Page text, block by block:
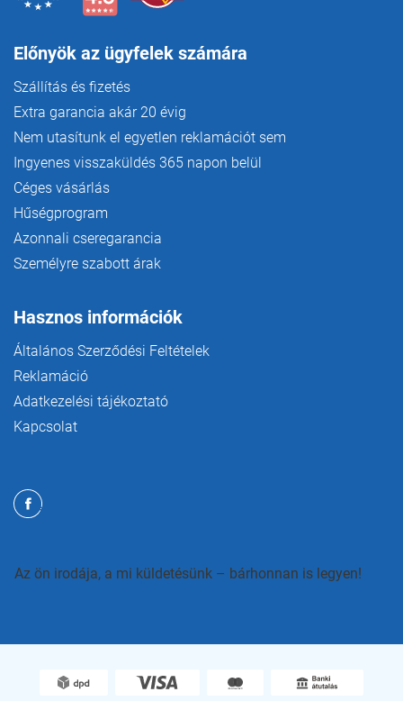
Előnyök az ügyfelek számára
Szállítás és fizetés
Extra garancia akár 20 évig
Nem utasítunk el egyetlen reklamációt sem
Ingyenes visszaküldés 365 napon belül
Céges vásárlás
Hűségprogram
Azonnali cseregarancia
Személyre szabott árak
Hasznos információk
Általános Szerződési Feltételek
Reklamáció
Adatkezelési tájékoztató
Kapcsolat
Az ön irodája, a mi küldetésünk – bárhonnan is legyen!